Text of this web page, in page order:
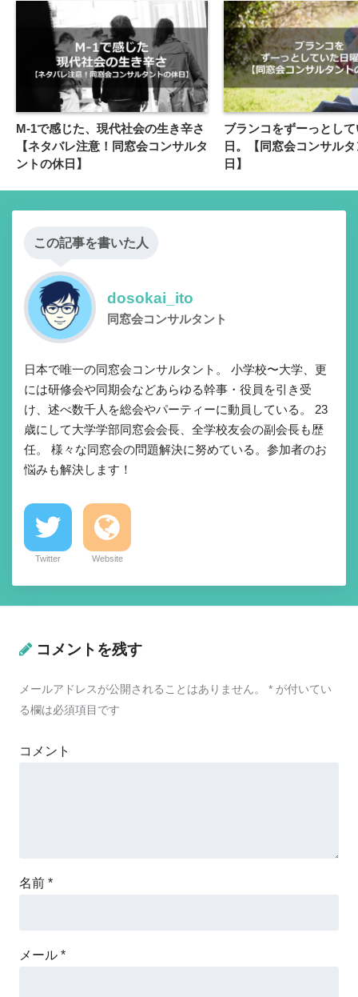
M-1で感じた、現代社会の生き辛さ
【ネタバレ注意！同窓会コンサルタ
ントの休日】
ブランコをずーっとし
日。【同窓会コンサル
日】
この記事を書いた人
dosokai_ito
同窓会コンサルタント
日本で唯一の同窓会コンサルタント。 小学校〜大学、更
には研修会や同期会などあらゆる幹事・役員を引き受
け、述べ数千人を総会やパーティーに動員している。 23
歳にして大学学部同窓会会長、全学校友会の副会長も歴
任。 様々な同窓会の問題解決に努めている。参加者のお
悩みも解決します！
Twitter Website
コメントを残す
メールアドレスが公開されることはありません。 * が付いてい
る欄は必須項目です
コメント
名前 *
メール *